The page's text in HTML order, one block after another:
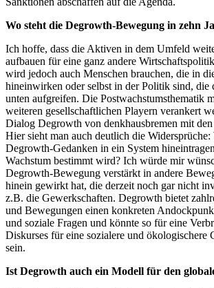
Wo steht die Degrowth-Bewegung in zehn
Ich hoffe, dass die Aktiven in dem Umfeld
aufbauen für eine ganz andere
wird jedoch auch Menschen brauchen, die in
hineinwirken oder selbst in der Politik sind, die
unten aufgreifen. Die Postwachstumsthematik
weiteren gesellschaftlichen Playern verankert
Dialog Degrowth von denkhausbremen mit
Hier sieht man auch deutlich die Widersprüche:
Degrowth-Gedanken in ein System
Wachstum bestimmt wird? Ich würde mir
Degrowth-Bewegung verstärkt in andere
hinein gewirkt hat, die derzeit noch gar nicht
z.B. die Gewerkschaften. Degrowth bietet
und Bewegungen einen konkreten
und soziale Fragen und könnte so für eine
Diskurses für eine sozialere und ökologischere
sein.
Ist Degrowth auch ein Modell für den